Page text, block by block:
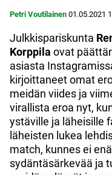
Petri Voutilainen 01.05.2021
Julkkispariskunta
Korppila ovat
asiasta
kirjoittaneet omat
meidän viides ja
virallista eroa nyt,
ystäville ja läheisille
läheisten lukea
match, kunnes ei
sydäntäsärkevää ja